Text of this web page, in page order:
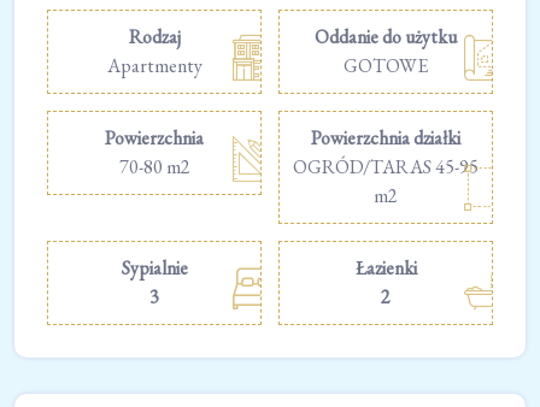
Rodzaj
Apartmenty
Oddanie do użytku
GOTOWE
Powierzchnia
70-80 m2
Powierzchnia działki
OGRÓD/TARAS 45-95
m2
Sypialnie
3
Łazienki
2